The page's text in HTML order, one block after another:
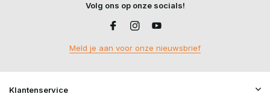
Volg ons op onze socials!
Meld je aan voor onze nieuwsbrief
Klantenservice